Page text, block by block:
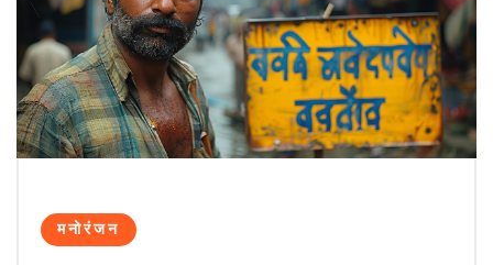
मनोरंजन